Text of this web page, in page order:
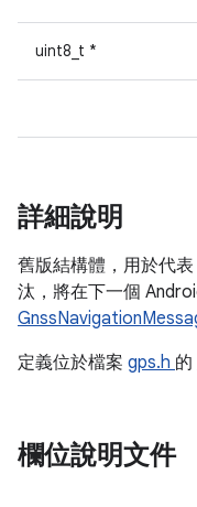
uint8_t *
詳細說明
舊版結構體，用於代
汰，將在下一個
定義位於檔案 gps.h 的
欄位說明文件